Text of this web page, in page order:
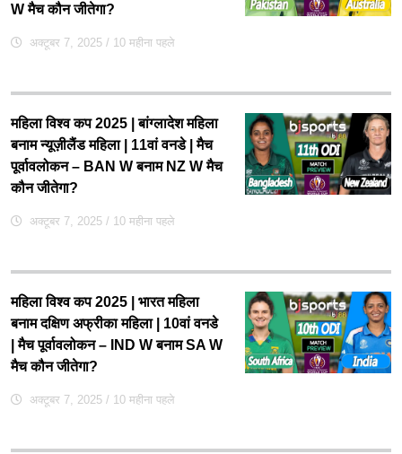
W मैच कौन जीतेगा?
अक्टूबर 7, 2025 / 10 महीना पहले
महिला विश्व कप 2025 | बांग्लादेश महिला
बनाम न्यूज़ीलैंड महिला | 11वां वनडे | मैच
पूर्वावलोकन – BAN W बनाम NZ W मैच
कौन जीतेगा?
अक्टूबर 7, 2025 / 10 महीना पहले
महिला विश्व कप 2025 | भारत महिला
बनाम दक्षिण अफ्रीका महिला | 10वां वनडे
| मैच पूर्वावलोकन – IND W बनाम SA W
मैच कौन जीतेगा?
अक्टूबर 7, 2025 / 10 महीना पहले